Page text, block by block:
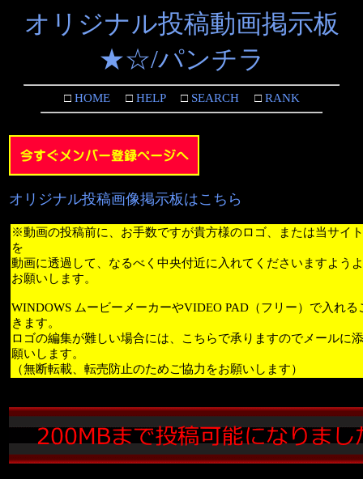
オリジナル投稿動画掲示板
★☆/パンチラ
□HOME□HELP□SEARCH□RANK
オリジナル投稿画像掲示板はこちら
※動画の投稿前に、お手数ですが貴方様のロゴ、または当サイ
を
動画に透過して、なるべく中央付近に入れてくださいますよう
お願いします。
WINDOWS ムービーメーカーやVIDEO PAD（フリー）で入れる
きます。
ロゴの編集が難しい場合には、こちらで承りますのでメールに
願いします。
（無断転載、転売防止のためご協力をお願いします）